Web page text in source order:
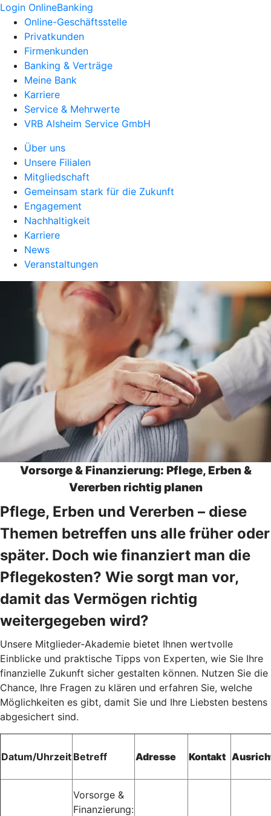
Login OnlineBanking
Online-Geschäftsstelle
Privatkunden
Firmenkunden
Banking & Verträge
Meine Bank
Karriere
Service & Mehrwerte
VRB Alsheim Service GmbH
Über uns
Unsere Filialen
Mitgliedschaft
Gemeinsam stark für die Zukunft
Engagement
Nachhaltigkeit
Karriere
News
Veranstaltungen
Vorsorge & Finanzierung: Pflege, Erben &
Vererben richtig planen
Pflege, Erben und Vererben – diese
Themen betreffen uns alle früher oder
später. Doch wie finanziert man die
Pflegekosten? Wie sorgt man vor,
damit das Vermögen richtig
weitergegeben wird?
Unsere Mitglieder-Akademie bietet Ihnen wertvolle
Einblicke und praktische Tipps von Experten, wie Sie Ihre
finanzielle Zukunft sicher gestalten können. Nutzen Sie die
Chance, Ihre Fragen zu klären und erfahren Sie, welche
Möglichkeiten es gibt, damit Sie und Ihre Liebsten bestens
abgesichert sind.
Datum/Uhrzeit Betreff Adresse Kontakt
Vorsorge &
Finanzierung: